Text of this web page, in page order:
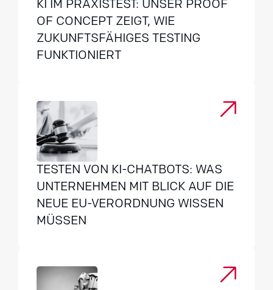
KI IM PRAXISTEST: UNSER PROOF
OF CONCEPT ZEIGT, WIE
ZUKUNFTSFÄHIGES TESTING
FUNKTIONIERT
TESTEN VON KI-CHATBOTS: WAS
UNTERNEHMEN MIT BLICK AUF DIE
NEUE EU-VERORDNUNG WISSEN
MÜSSEN